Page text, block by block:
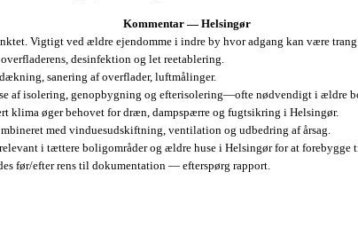
Kommentar — Helsingør
Vigtigt ved ældre ejendomme i indre by hvor adgang kan være trang.
desinfektion og let reetablering.
sanering af overflader, luftmålinger.
af isolering, genopbygning og efterisolering—ofte nødvendigt i ældre
klima øger behovet for dræn, dampspærre og fugtsikring i Helsingør.
med vinduesudskiftning, ventilation og udbedring af årsag.
i tættere boligområder og ældre huse i Helsingør for at forebygge
før/efter rens til dokumentation — efterspørg rapport.